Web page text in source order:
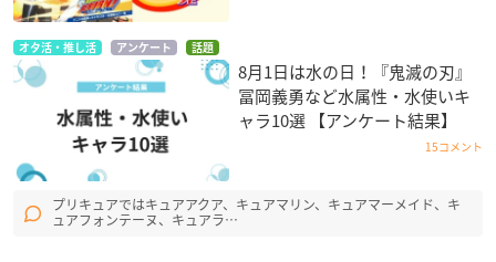
オタ活・推し活 アンケート 話題
8月1日は水の日！『鬼滅の刃』
冨岡義勇など水属性・水使いキ
ャラ10選 【アンケート結果】
15コメント
プリキュアではキュアアクア、キュアマリン、キュアマーメイド、キ
ュアフォンテーヌ、キュアラ…